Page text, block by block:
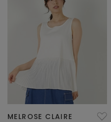
MELROSE CLAIRE